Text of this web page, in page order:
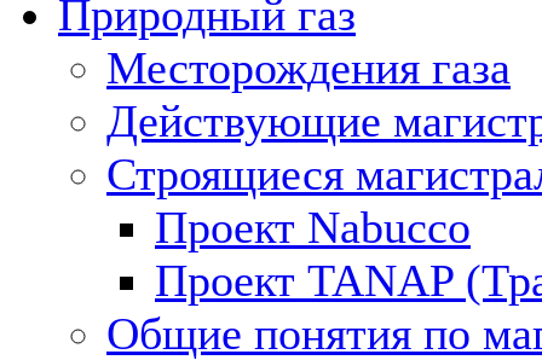
Природный газ
Месторождения газа
Действующие
Строящиеся
Проект Nabucco
Проект TANAP
Общие понятия по